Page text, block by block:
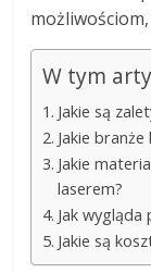
W tym
Jakie są
Jakie
Jakie
laserem?
Jak wygląda
Jakie są